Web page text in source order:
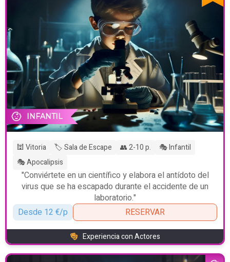
INFANTIL
🕍 Vitoria 🏷️ Sala de Escape 👥 2-10 p.
🎭 Infantil
🎭 Apocalipsis
"Conviértete en un científico y elabora el antídoto del
virus que se ha escapado durante el accidente de un
laboratorio."
Desde 12 €/p
RESERVAR
Experiencia con Actores